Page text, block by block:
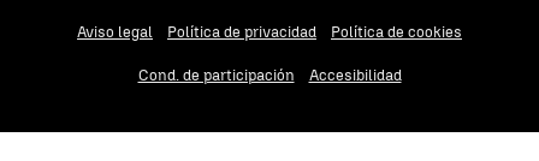
Aviso legal Política de privacidad Política de cookies
Cond. de participación Accesibilidad